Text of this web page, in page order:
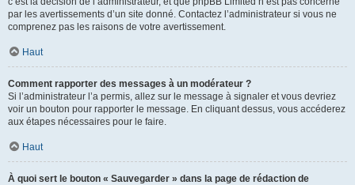
par les avertissements d’un site donné. Contactez l’administrateur si vous ne
comprenez pas les raisons de votre avertissement.
Haut
Comment rapporter des messages à un modérateur ?
Si l’administrateur l’a permis, allez sur le message à signaler et vous devriez
voir un bouton pour rapporter le message. En cliquant dessus, vous accéderez
aux étapes nécessaires pour le faire.
Haut
À quoi sert le bouton « Sauvegarder » dans la page de rédaction de